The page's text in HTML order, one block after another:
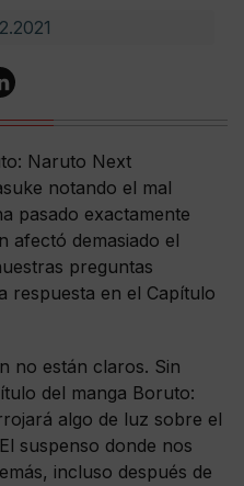
Naruto Next
notando el mal
pasado exactamente
afectó demasiado el
preguntas
respuesta en el Capítulo
no están claros. Sin
del manga Boruto:
algo de luz sobre el
suspenso donde nos
incluso después de